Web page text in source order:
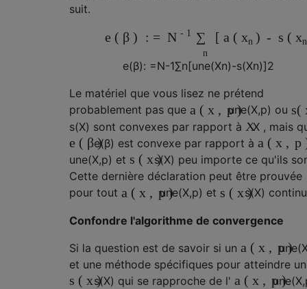
suit.
e ( β ) : = N - 1 ∑
n
[ a ( xn ) - s ( xn
e(β): =N-1∑n[une(Xn)-s(Xn)]2
Le matériel que vous lisez ne prétend
probablement pas que a ( x , p)
une(X,p) ou s(
s(X) sont convexes par rapport à XX , mais
e ( β)
e(β) est convexe par rapport à a ( x , p
une(X,p) et s ( x)
s(X) peu importe ce qu'ils
Cette dernière déclaration peut être prouvée
pour tout a ( x , p)
une(X,p) et s ( x)
s(X)
Confondre l'algorithme de convergence
Si la question est de savoir si un a ( x , p)
une(
et une méthode spécifiques pour atteindre un
s ( x)
s(X) qui se rapproche de l' a ( x , p)
une(X,